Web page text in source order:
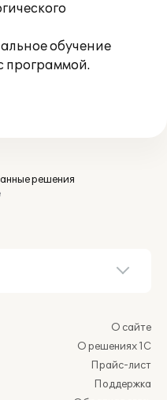
обучение
программой.
решения
О сайте
О решениях 1С
Прайс-лист
Поддержка